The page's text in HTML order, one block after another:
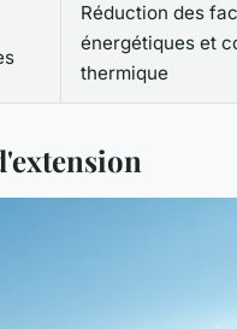
Réduction des
énergétiques et
thermique